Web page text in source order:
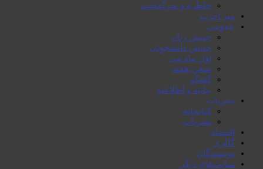
خاطرە و سرگذشت
میز احزب
عمومی
جنبش زنان
جنبش دانشجوئی
اول ماە می
سخن هفتە
گفتگو
بیانیە و اطلاعیە
نشریات
کتابخانە
نشریات
اقتصاد
گالری
نویسندگان
سایت‌های دیگر